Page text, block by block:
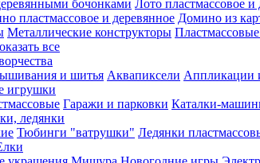
бочонками Лото пластмассовое и
пластмассовое и деревянное Домино из
Металлические конструкторы
все
и шитья Аквапиксели Аппликации
игрушки
Гаражи и парковки Каталки-
ледянки
Тюбинги "ватрушки" Ледянки